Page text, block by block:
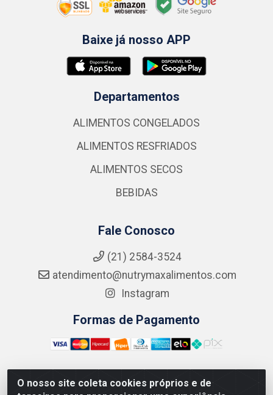
O nosso site coleta cookies próprios e de
Baixe já nosso APP
Departamentos
ALIMENTOS CONGELADOS
ALIMENTOS RESFRIADOS
ALIMENTOS SECOS
BEBIDAS
Fale Conosco
(21) 2584-3524
atendimento@nutrymaxalimentos.com
Instagram
Formas de Pagamento
NUTRY MAX COMÉRCIO DE PRODUTOS ALIMENTICIOS